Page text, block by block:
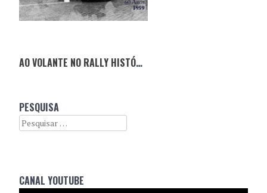
AO VOLANTE NO RALLY HISTÓRICO – A COMEMORAÇÃO DOS 60 ANOS DA VOLTA À ILHA
PESQUISA
Search
CANAL YOUTUBE